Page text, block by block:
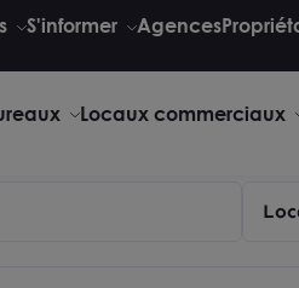
S'informer Agences
Locaux commerciaux